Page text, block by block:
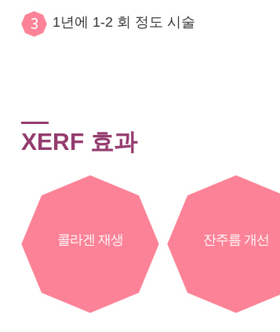
1년에 1-2 회 정도 시술
XERF 효과
콜라겐 재생 잔주름 개선